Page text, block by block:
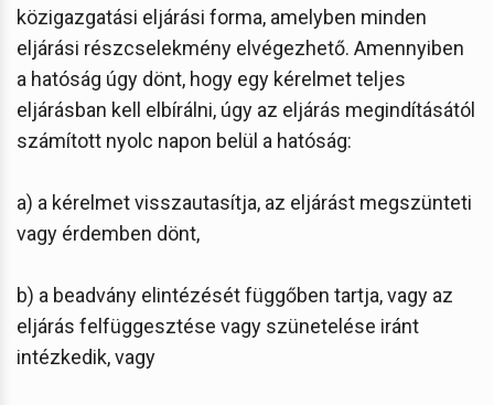
közigazgatási eljárási forma, amelyben minden
eljárási részcselekmény elvégezhető. Amennyiben
a hatóság úgy dönt, hogy egy kérelmet teljes
eljárásban kell elbírálni, úgy az eljárás megindításától
számított nyolc napon belül a hatóság:
a) a kérelmet visszautasítja, az eljárást megszünteti
vagy érdemben dönt,
b) a beadvány elintézését függőben tartja, vagy az
eljárás felfüggesztése vagy szünetelése iránt
intézkedik, vagy